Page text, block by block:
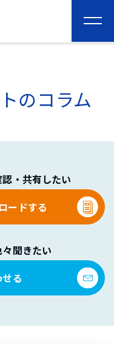
のコラム
・共有したい
ードする
聞きたい
る